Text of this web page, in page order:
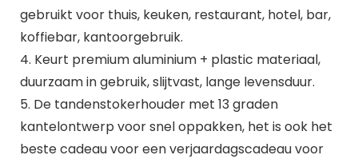
gebruikt voor thuis, keuken, restaurant, hotel, bar,
koffiebar, kantoorgebruik.
4. Keurt premium aluminium + plastic materiaal,
duurzaam in gebruik, slijtvast, lange levensduur.
5. De tandenstokerhouder met 13 graden
kantelontwerp voor snel oppakken, het is ook het
beste cadeau voor een verjaardagscadeau voor